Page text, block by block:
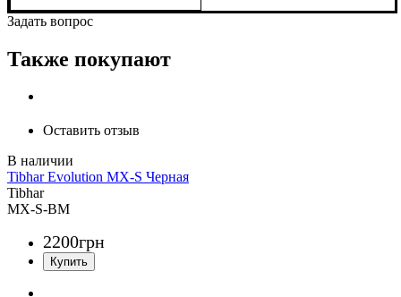
Задать вопрос
Также покупают
Оставить отзыв
Tibhar Evolution MX-S Черная
Tibhar
MX-S-BM
2200грн